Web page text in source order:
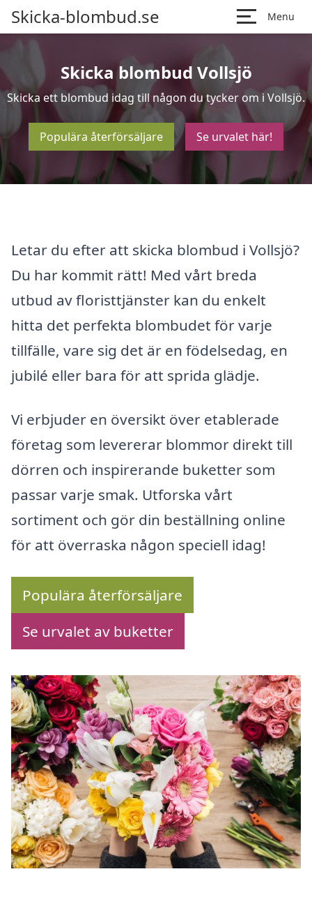
Skicka-blombud.se Menu
Skicka blombud Vollsjö
Skicka ett blombud idag till någon du tycker om i Vollsjö.
Populära återförsäljare Se urvalet här!
Letar du efter att skicka blombud i Vollsjö?
Du har kommit rätt! Med vårt breda
utbud av floristtjänster kan du enkelt
hitta det perfekta blombudet för varje
tillfälle, vare sig det är en födelsedag, en
jubilé eller bara för att sprida glädje.
Vi erbjuder en översikt över etablerade
företag som levererar blommor direkt till
dörren och inspirerande buketter som
passar varje smak. Utforska vårt
sortiment och gör din beställning online
för att överraska någon speciell idag!
Populära återförsäljare
Se urvalet av buketter